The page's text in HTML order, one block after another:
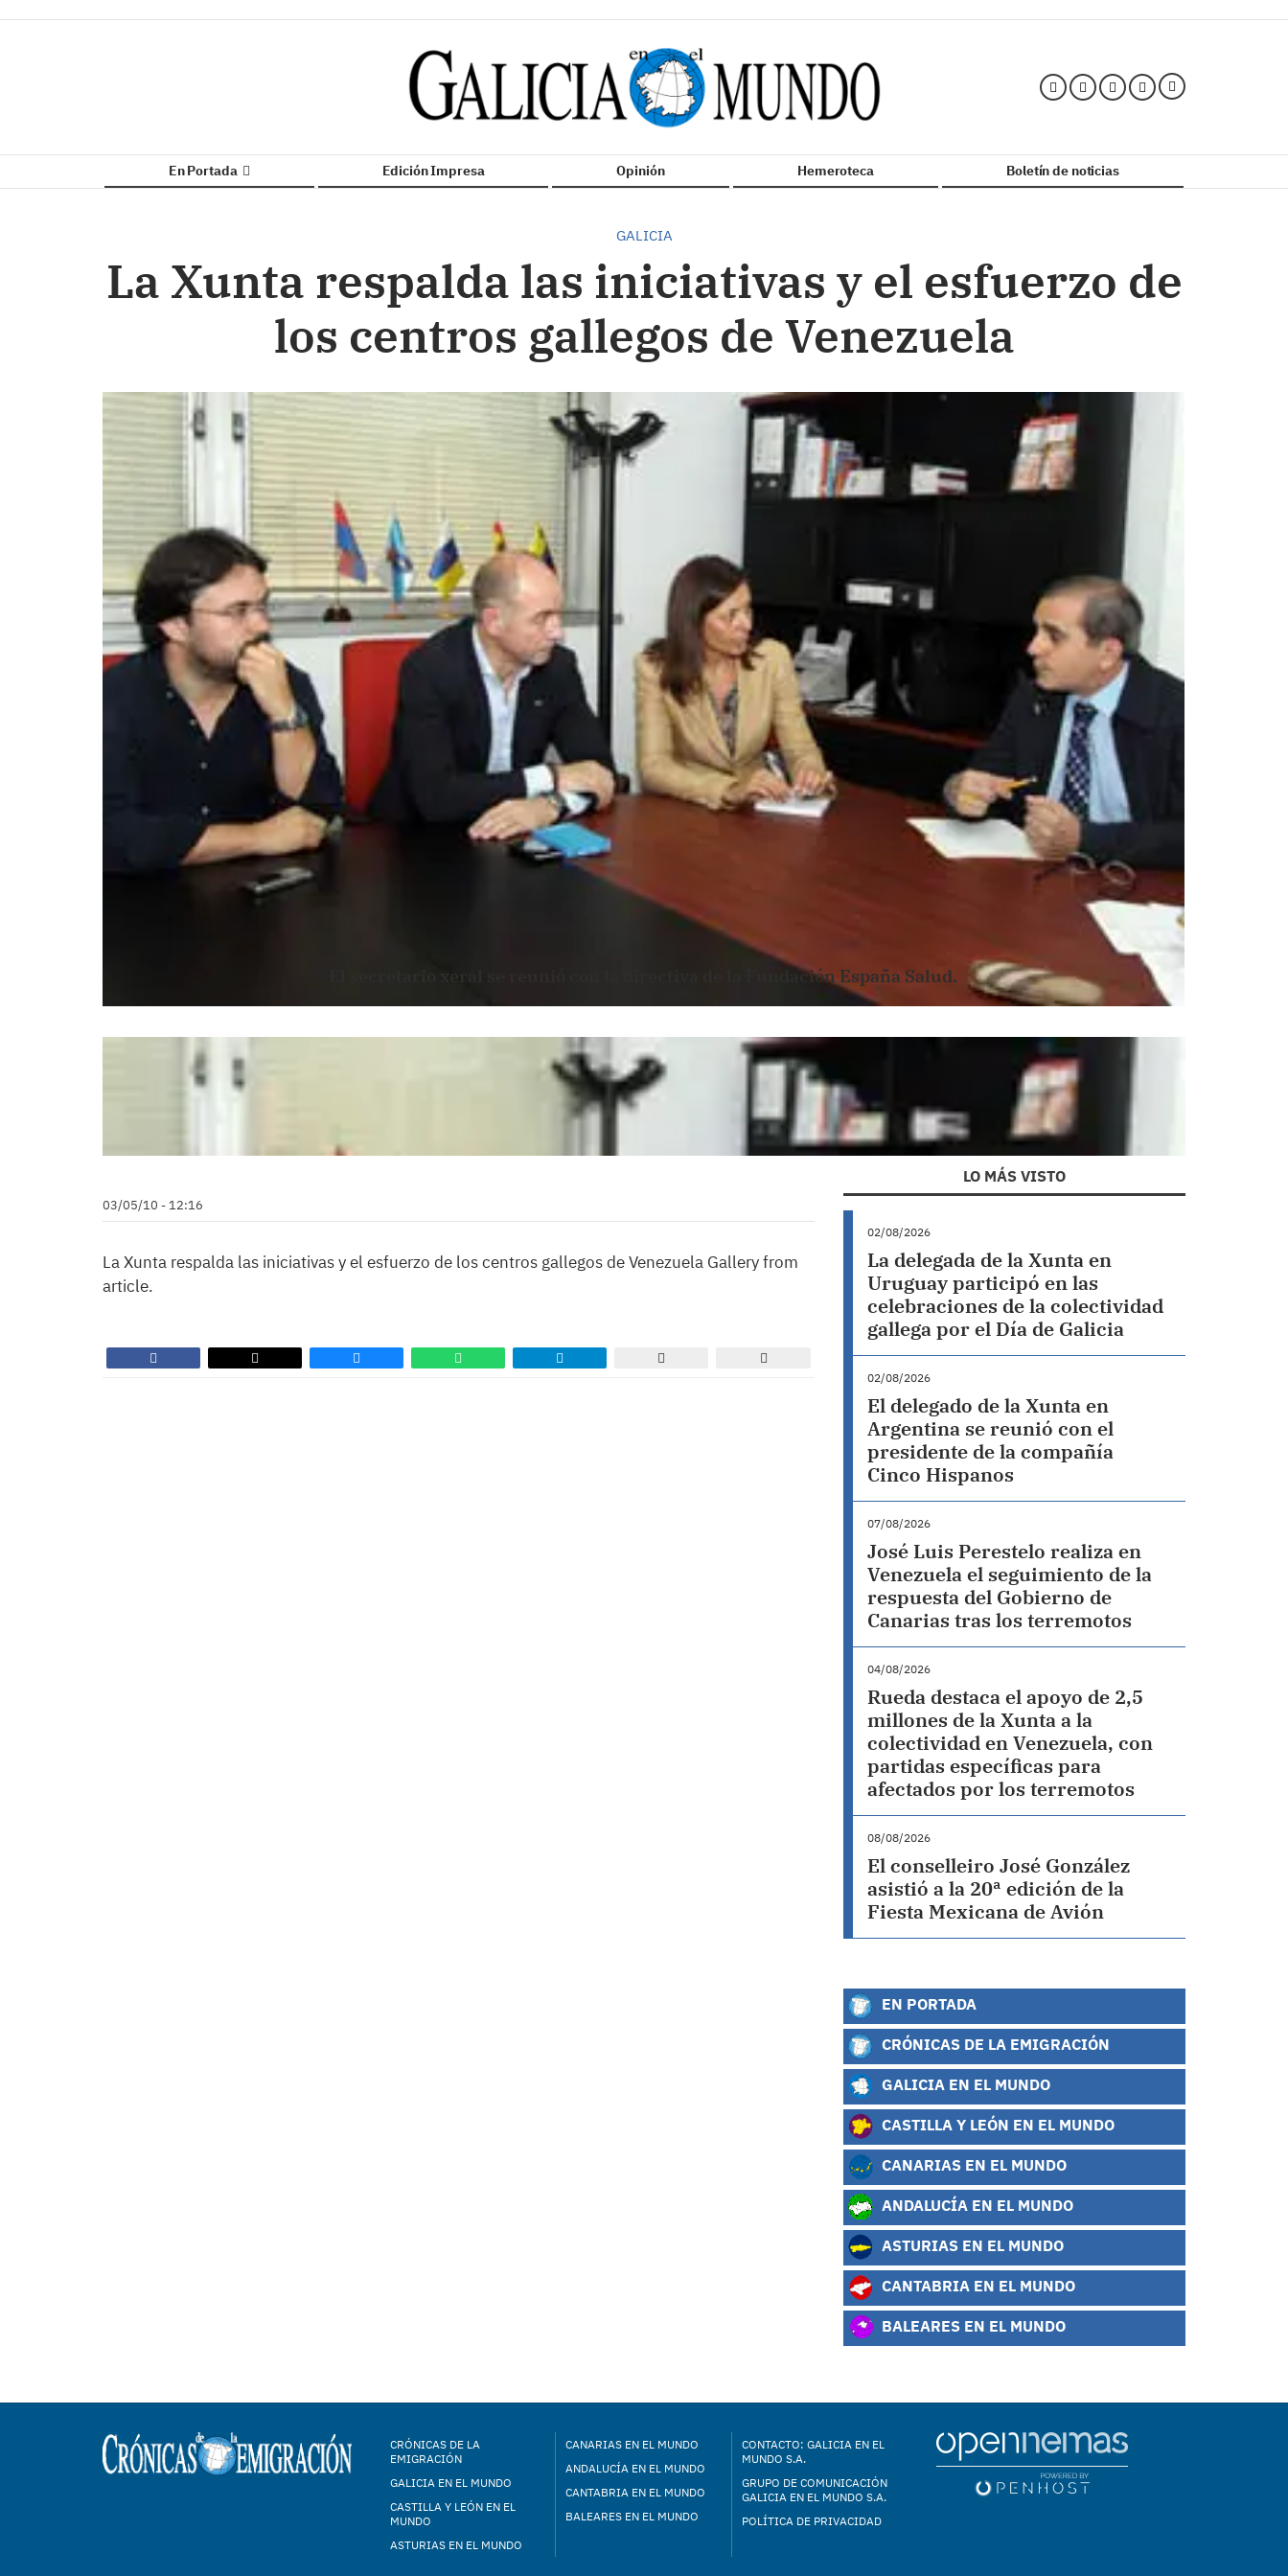
En Portada Edición Impresa Opinión Hemeroteca Boletín de noticias
GALICIA
La Xunta respalda las iniciativas y el esfuerzo de
los centros gallegos de Venezuela
El secretario xeral se reunió con la directiva de la Fundación España Salud.
03/05/10 - 12:16
La Xunta respalda las iniciativas y el esfuerzo de los centros gallegos de Venezuela Gallery from
article.
LO MÁS VISTO
02/08/2026
La delegada de la Xunta en
Uruguay participó en las
celebraciones de la colectividad
gallega por el Día de Galicia
02/08/2026
El delegado de la Xunta en
Argentina se reunió con el
presidente de la compañía
Cinco Hispanos
07/08/2026
José Luis Perestelo realiza en
Venezuela el seguimiento de la
respuesta del Gobierno de
Canarias tras los terremotos
04/08/2026
Rueda destaca el apoyo de 2,5
millones de la Xunta a la
colectividad en Venezuela, con
partidas específicas para
afectados por los terremotos
08/08/2026
El conselleiro José González
asistió a la 20ª edición de la
Fiesta Mexicana de Avión
EN PORTADA
CRÓNICAS DE LA EMIGRACIÓN
GALICIA EN EL MUNDO
CASTILLA Y LEÓN EN EL MUNDO
CANARIAS EN EL MUNDO
ANDALUCÍA EN EL MUNDO
ASTURIAS EN EL MUNDO
CANTABRIA EN EL MUNDO
BALEARES EN EL MUNDO
CRÓNICAS DE LA
EMIGRACIÓN
GALICIA EN EL MUNDO
CASTILLA Y LEÓN EN EL
MUNDO
ASTURIAS EN EL MUNDO
CANARIAS EN EL MUNDO
ANDALUCÍA EN EL MUNDO
CANTABRIA EN EL MUNDO
BALEARES EN EL MUNDO
CONTACTO: GALICIA EN EL
MUNDO S.A.
GRUPO DE COMUNICACIÓN
GALICIA EN EL MUNDO S.A.
POLÍTICA DE PRIVACIDAD